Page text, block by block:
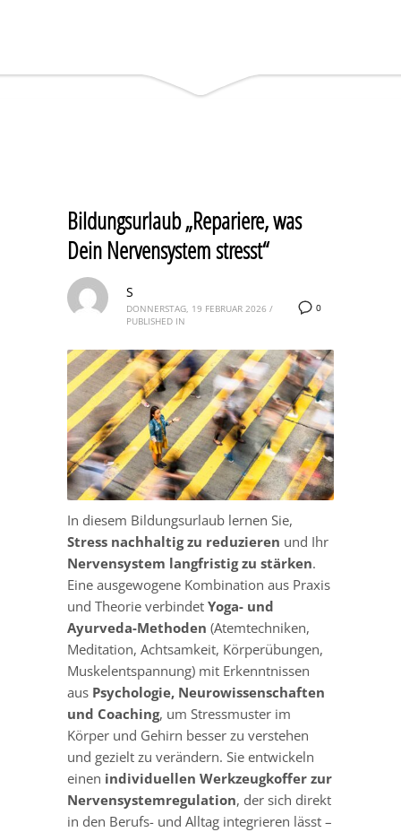
Bildungsurlaub „Repariere, was
Dein Nervensystem stresst“
0
S
DONNERSTAG, 19 FEBRUAR 2026 /
PUBLISHED IN
In diesem Bildungsurlaub lernen Sie,
Stress nachhaltig zu reduzieren und Ihr
Nervensystem langfristig zu stärken.
Eine ausgewogene Kombination aus Praxis
und Theorie verbindet Yoga- und
Ayurveda-Methoden (Atemtechniken,
Meditation, Achtsamkeit, Körperübungen,
Muskelentspannung) mit Erkenntnissen
aus Psychologie, Neurowissenschaften
und Coaching, um Stressmuster im
Körper und Gehirn besser zu verstehen
und gezielt zu verändern. Sie entwickeln
einen individuellen Werkzeugkoffer zur
Nervensystemregulation, der sich direkt
in den Berufs- und Alltag integrieren lässt –